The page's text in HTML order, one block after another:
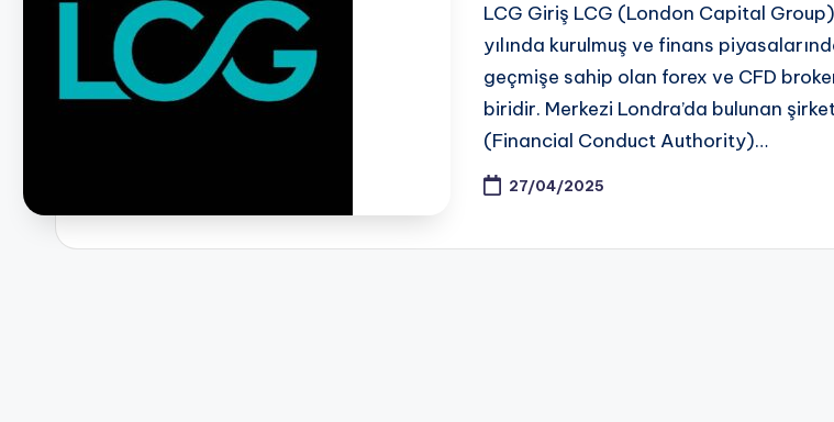
LCG Giriş LCG (London Capital
yılında kurulmuş ve finans
geçmişe sahip olan forex ve CFD
biridir. Merkezi Londra’da bulunan
(Financial Conduct Authority)…
27/04/2025